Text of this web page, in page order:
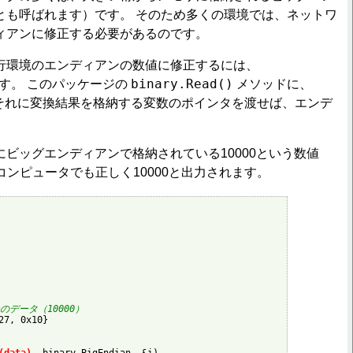
呼ばれます）です。 そのため多くの環境では、ネットワ
ンに修正する必要があるのです。
境のエンディアンの数値に修正するには、
。 このパッケージの binary.Read()
メソッドに、
に変換結果を格納する変数のポインタを渡せば、エンデ
ビッグエンディアンで格納されている10000という数値
ピュータでも正しく10000と出力されます。
データ（10000）
0x10}